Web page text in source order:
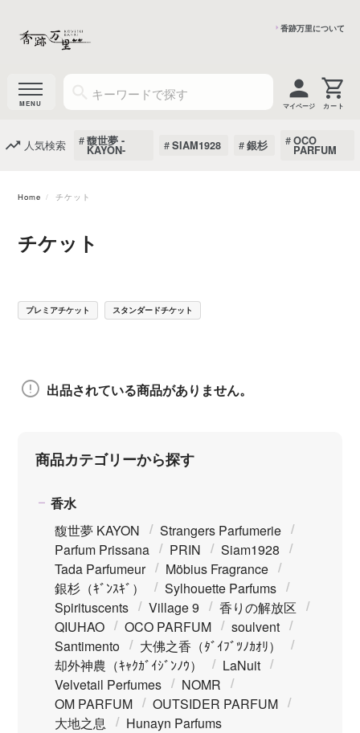
香跡万里について
マイページ
人気検索 馥世夢 -
KAYON- SIAM1928 銀杉 OCO
PARFUM
Home チケット
チケット
プレミアチケット スタンダードチケット
出品されている商品がありません。
商品カテゴリーから探す
香水
馥世夢 KAYON
Strangers Parfumerie
Parfum Prissana
PRIN
Siam1928
Tada Parfumeur
Möbius Fragrance
銀杉（ｷﾞﾝｽｷﾞ）
Sylhouette Parfums
Spirituscents
Village 9
香りの解放区
QIUHAO
OCO PARFUM
soulvent
Santimento
大佛之香（ﾀﾞｲﾌﾞﾂﾉｶｵﾘ）
却外神農（ｷｬｸｶﾞｲｼﾞﾝﾉｳ）
LaNuit
Velvetail Perfumes
NOMR
OM PARFUM
OUTSIDER PARFUM
大地之息
Hunayn Parfums